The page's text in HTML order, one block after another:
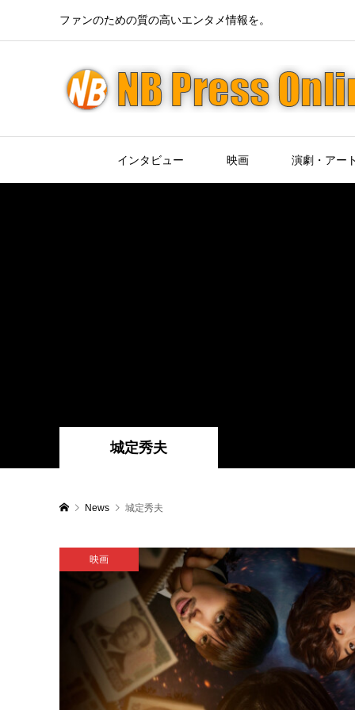
ファンのための質の高いエンタメ情報を。
インタビュー 映画 演劇・アー
城定秀夫
News 城定秀夫
映画